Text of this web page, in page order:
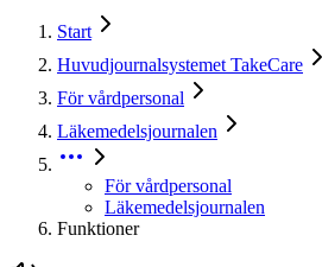
Start
Huvudjournalsystemet TakeCare
För vårdpersonal
Läkemedelsjournalen
För vårdpersonal
Läkemedelsjournalen
Funktioner